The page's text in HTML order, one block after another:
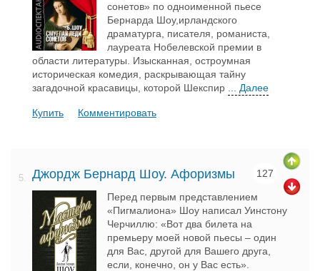
сонетов» по одноименной пьесе
Бернарда Шоу,ирландского
драматурга, писателя, романиста,
лауреата Нобелевской премии в
области литературы. Изысканная, остроумная
историческая комедия, раскрывающая тайну
загадочной красавицы, которой Шекспир
... Далее
Купить Комментировать
5. Джордж Бернард Шоу. Афоризмы 127
Перед первым представлением
«Пигмалиона» Шоу написал Уинстону
Черчиллю: «Вот два билета на
премьеру моей новой пьесы – один
для Вас, другой для Вашего друга,
если, конечно, он у Вас есть».